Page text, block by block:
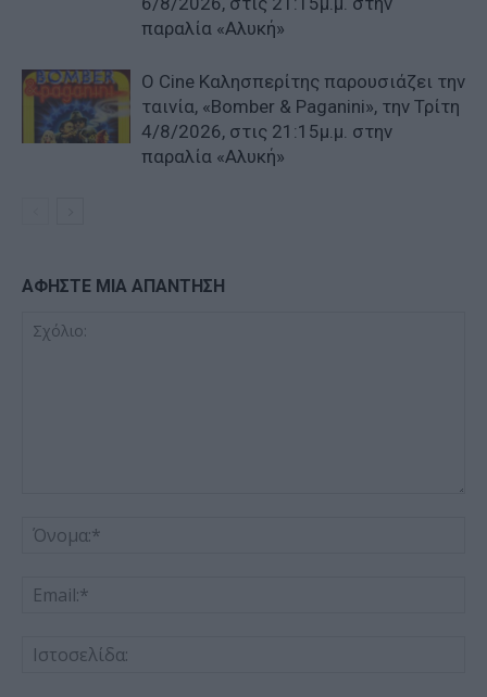
παραλία «Αλυκή»
Ο Cine Καλησπερίτης παρουσιάζει την
ταινία, «Bomber & Paganini», την Τρίτη
4/8/2026, στις 21:15μ.μ. στην
παραλία «Αλυκή»
ΑΦΗΣΤΕ ΜΙΑ ΑΠΑΝΤΗΣΗ